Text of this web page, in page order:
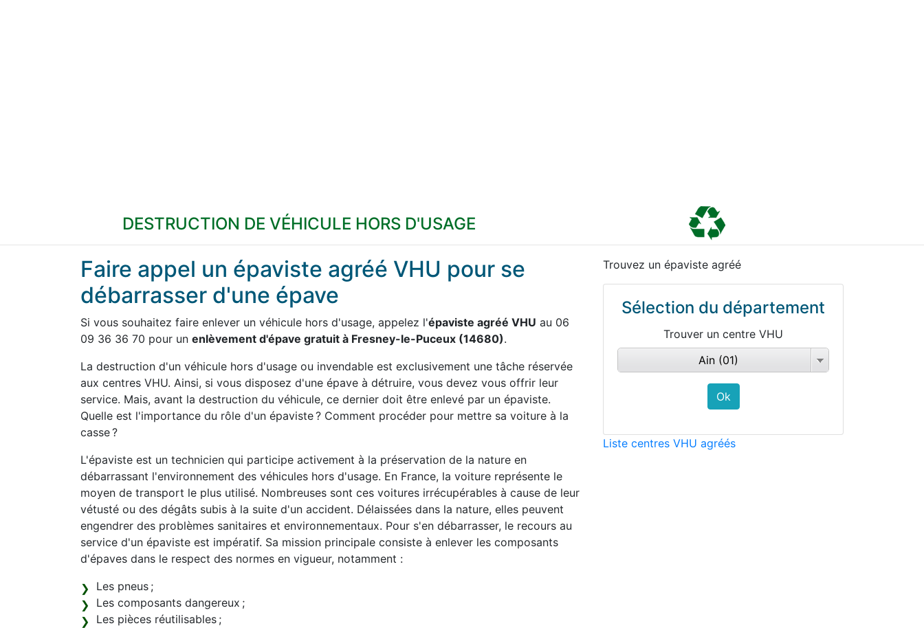
DESTRUCTION DE VÉHICULE HORS D'USAGE
Faire appel un épaviste agréé VHU pour se
débarrasser d'une épave
Si vous souhaitez faire enlever un véhicule hors d'usage, appelez l'épaviste agréé VHU au 06
09 36 36 70 pour un enlèvement d'épave gratuit à Fresney-le-Puceux (14680).
La destruction d'un véhicule hors d'usage ou invendable est exclusivement une tâche réservée
aux centres VHU. Ainsi, si vous disposez d'une épave à détruire, vous devez vous offrir leur
service. Mais, avant la destruction du véhicule, ce dernier doit être enlevé par un épaviste.
Quelle est l'importance du rôle d'un épaviste ? Comment procéder pour mettre sa voiture à la
casse ?
L'épaviste est un technicien qui participe activement à la préservation de la nature en
débarrassant l'environnement des véhicules hors d'usage. En France, la voiture représente le
moyen de transport le plus utilisé. Nombreuses sont ces voitures irrécupérables à cause de leur
vétusté ou des dégâts subis à la suite d'un accident. Délaissées dans la nature, elles peuvent
engendrer des problèmes sanitaires et environnementaux. Pour s'en débarrasser, le recours au
service d'un épaviste est impératif. Sa mission principale consiste à enlever les composants
d'épaves dans le respect des normes en vigueur, notamment :
Les pneus ;
Les composants dangereux ;
Les pièces réutilisables ;
Trouvez un épaviste agréé
Sélection du département
Trouver un centre VHU
Ain (01)
Liste centres VHU agréés